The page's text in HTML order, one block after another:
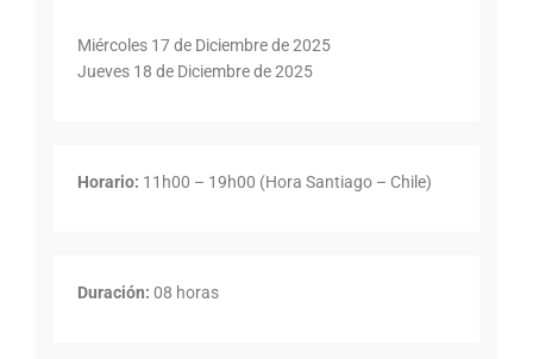
Miércoles 17 de Diciembre de 2025
Jueves 18 de Diciembre de 2025
Horario: 11h00 – 19h00 (Hora Santiago – Chile)
Duración: 08 horas